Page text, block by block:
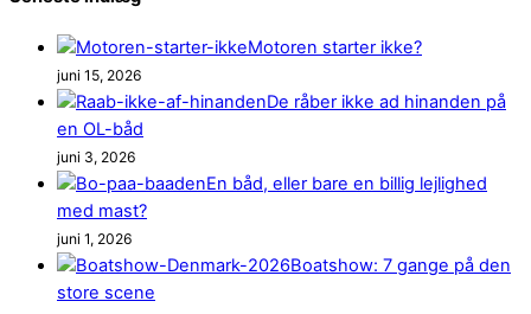
Motoren starter ikke?
juni 15, 2026
De råber ikke ad hinanden på
en OL-båd
juni 3, 2026
En båd, eller bare en billig lejlighed
med mast?
juni 1, 2026
Boatshow: 7 gange på den
store scene